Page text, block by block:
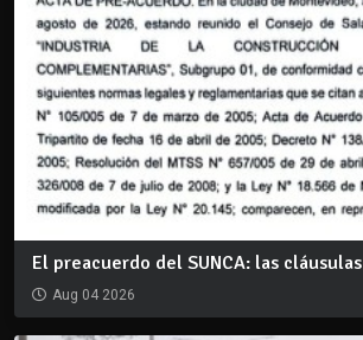
El preacuerdo del SUNCA: las
Aug 04 2026